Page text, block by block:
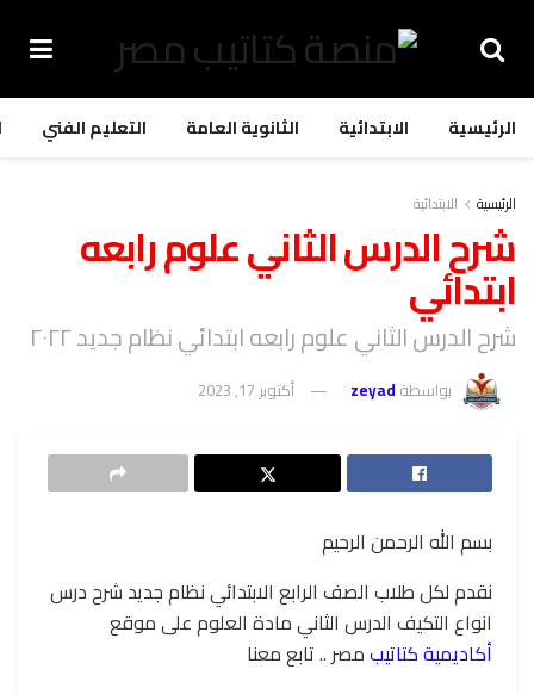
الرئيسية الابتدائية الثانوية العامة التعليم الفني
الرئيسية الابتدائية
شرح الدرس الثاني علوم رابعه
ابتدائي
شرح الدرس الثاني علوم رابعه ابتدائي نظام جديد ٢٠٢٢
بواسطة zeyad أكتوبر 17, 2023
بسم الله الرحمن الرحيم
نقدم لكل طلاب الصف الرابع الابتدائي نظام جديد شرح درس
انواع التكيف الدرس الثاني مادة العلوم على موقع
أكاديمية كتاتيبمصر .. تابع معنا